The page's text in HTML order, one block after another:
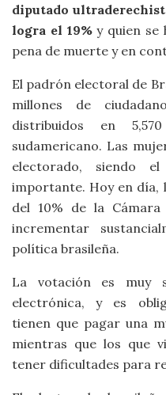
diputado
logra el 19%y quien se
pena de muerte y en
El padrón electoral de
millones de
distribuidos en
sudamericano. Las
electorado, siendo
importante. Hoy en día,
del 10% de la
incrementar
política brasileña.
La votación es muy
electrónica, y es
tienen que pagar una
mientras que los que
tener dificultades para